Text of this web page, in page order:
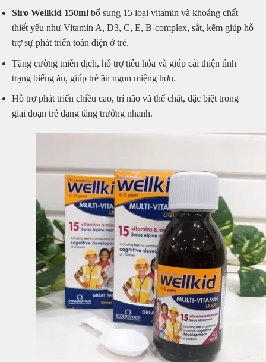
Siro Wellkid 150ml bổ sung 15 loại vitamin và khoáng chất
thiết yếu như Vitamin A, D3, C, E, B-complex, sắt, kẽm giúp hỗ
trợ sự phát triển toàn diện ở trẻ.
Tăng cường miễn dịch, hỗ trợ tiêu hóa và giúp cải thiện tình
trạng biếng ăn, giúp trẻ ăn ngon miệng hơn.
Hỗ trợ phát triển chiều cao, trí não và thể chất, đặc biệt trong
giai đoạn trẻ đang tăng trưởng nhanh.